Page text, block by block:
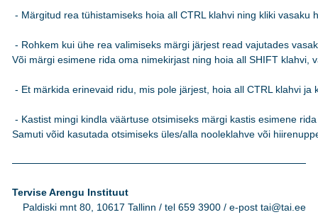
- Märgitud rea tühistamiseks hoia all CTRL klahvi ning kliki vasaku
- Rohkem kui ühe rea valimiseks märgi järjest read vajutades
Või märgi esimene rida oma nimekirjast ning hoia all SHIFT klahvi,
- Et märkida erinevaid ridu, mis pole järjest, hoia all CTRL klahvi
- Kastist mingi kindla väärtuse otsimiseks märgi kastis esimene
Samuti võid kasutada otsimiseks üles/alla nooleklahve või
Tervise Arengu Instituut
Paldiski mnt 80, 10617 Tallinn / tel 659 3900 / e-post tai@tai.ee